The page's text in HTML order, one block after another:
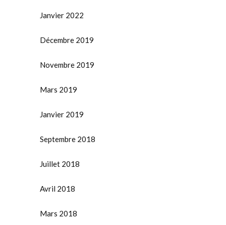
Janvier 2022
Décembre 2019
Novembre 2019
Mars 2019
Janvier 2019
Septembre 2018
Juillet 2018
Avril 2018
Mars 2018